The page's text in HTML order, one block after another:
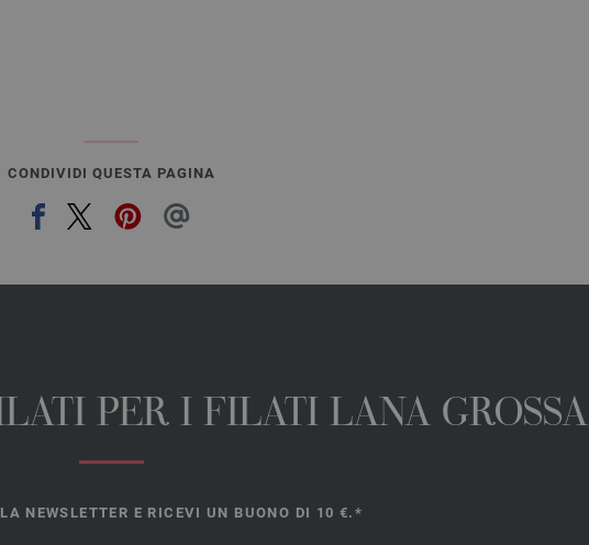
CONDIVIDI QUESTA PAGINA
PER I FILATI LANA GROSSA
NEWSLETTER E RICEVI UN BUONO DI 10 €.*